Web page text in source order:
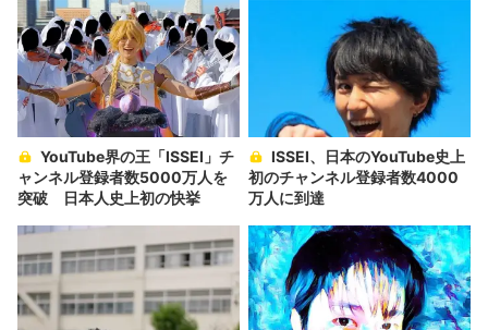
ャンネル登録者数5000万人を
突破 日本人史上初の快挙
初のチャンネル登録者数4000
万人に到達